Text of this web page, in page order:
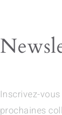
Inscrivez-
prochaines